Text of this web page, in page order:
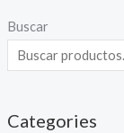
Buscar
Categories